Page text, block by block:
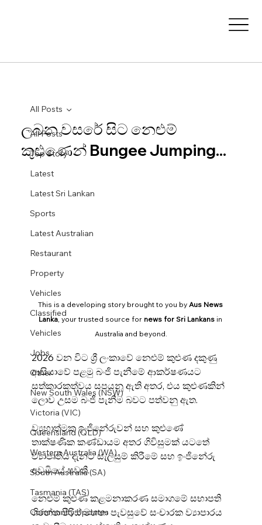
All Posts
Top Story
Latest
Latest Sri Lankan
Sports
Latest Australian
Restaurant
Property
Vehicles
Classified
Vehicles
Jobs
Other
New South Wales (NSW)
Victoria (VIC)
Queensland (QLD)
Western Australia (WA)
South Australia (SA)
Tasmania (TAS)
Community Updates
All Posts
ලබන වසරේ සිට නෙළුම්
කුළුණෙන් Bungee Jumping...
This is a developing story brought to you by Aus News
Lanka, your trusted source for news for Sri Lankans in
Australia and beyond.
2026 වන විට ශ්‍රී ලංකාවේ නෙළුම් කුළුණ දකුණු
ආසියාවේ පළමු බංජි පැනීමේ ආකර්ෂණයට
සත්කාරකත්වය සපයනු ඇති අතර, එය කුළුණකින්
ලොව උසම බංජි පැනීම බවට පත්වනු ඇත.
ව්‍යුහාත්මක ඉංජිනේරුවන් සහ කුළුණේ
තාක්ෂණික කණ්ඩායම අතර ගිවිසුමක් යටතේ
ව්‍යාපෘතිය දැනට සැලසුම් කිරීමේ සහ ඉංජිනේරු
අවධියේ පවතී.
නෙළුම් කුළුණ කළමනාකරණ සමාගමේ සභාපති
ශිරන්ත පීරිස් මහතා පැවසුවේ සංචාරක ව්‍යාපාරය